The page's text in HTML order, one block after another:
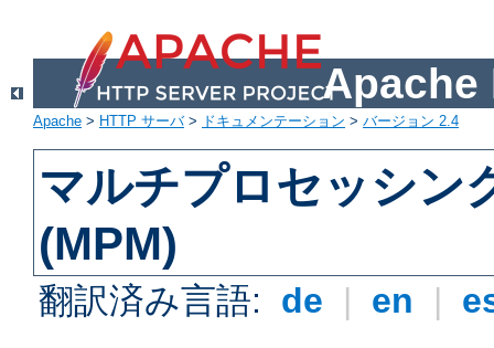
Apache
Apache > HTTP サーバ> ドキュメンテーション > バージョン 2.4
マルチプロセッシン
(MPM)
翻訳済み言語: de | en |